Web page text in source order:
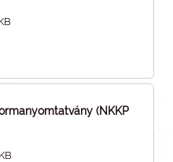
(NKKP